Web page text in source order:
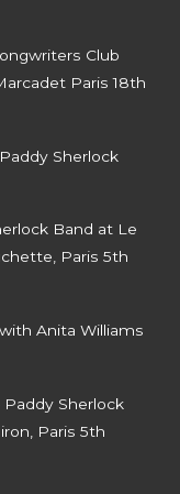
Club
Paris 18th
Sherlock
Band at Le
Paris 5th
Anita Williams
Paddy Sherlock
Paris 5th